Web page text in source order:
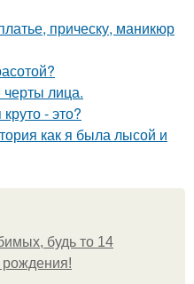
прическу, маникюр
лица.
- это?
как я была лысой и
будь то 14